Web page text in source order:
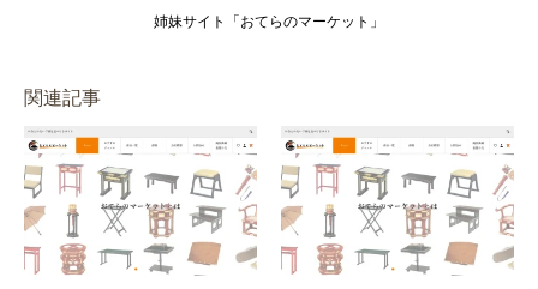
姉妹サイト「おてらのマーケット」
関連記事